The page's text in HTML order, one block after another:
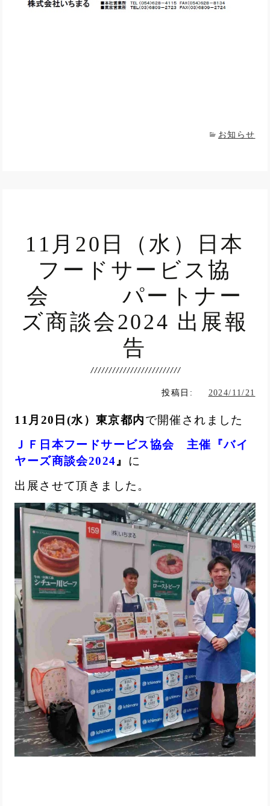
お知らせ
11月20日（水）日本
フードサービス協
会 パートナー
ズ商談会2024 出展報
告
投稿日: 2024/11/21
11月20日(水）東京都内で開催されました
ＪＦ日本フードサービス協会 主催『バイ
ヤーズ商談会2024』 に
出展さ せて頂きました。